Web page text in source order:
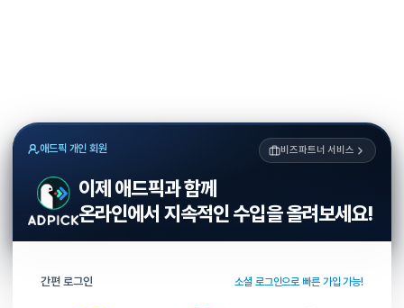
애드픽 개인 회원 비즈파트너 서비스
이제 애드픽과 함께
온라인에서 지속적인 수입을 올려보세요!
간편 로그인 소셜 로그인으로 빠른 가입 가능!